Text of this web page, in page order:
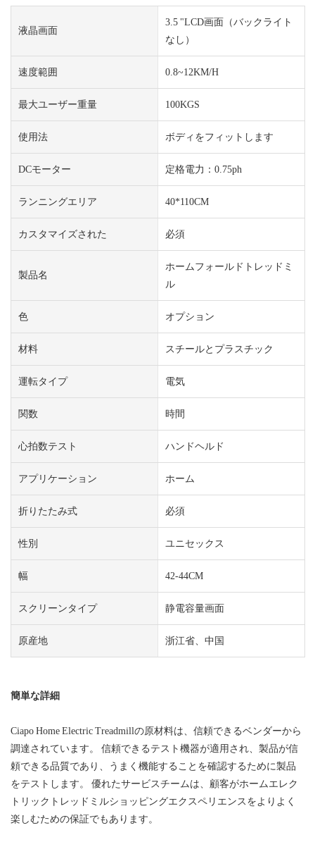
液晶画面
3.5 "LCD画面（バックライト
なし）
速度範囲 0.8~12KM/H
最大ユーザー重量 100KGS
使用法 ボディをフィットします
DCモーター 定格電力：0.75ph
ランニングエリア 40*110CM
カスタマイズされた 必須
製品名
ホームフォールドトレッドミ
ル
色 オプション
材料 スチールとプラスチック
運転タイプ 電気
関数 時間
心拍数テスト ハンドヘルド
アプリケーション ホーム
折りたたみ式 必須
性別 ユニセックス
幅 42-44CM
スクリーンタイプ 静電容量画面
原産地 浙江省、中国
簡単な詳細
Ciapo Home Electric Treadmillの原材料は、信頼できるベンダーから
調達されています。 信頼できるテスト機器が適用され、製品が信
頼できる品質であり、うまく機能することを確認するために製品
をテストします。 優れたサービスチームは、顧客がホームエレク
トリックトレッドミルショッピングエクスペリエンスをよりよく
楽しむための保証でもあります。